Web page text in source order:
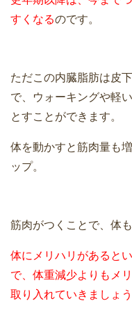
すくなるのです。
ただこの内臓脂肪は皮
で、ウォーキングや軽
とすことができます。
体を動かすと筋肉量も
ップ。
筋肉がつくことで、体
体にメリハリがあると
で、体重減少よりもメ
取り入れていきましょう